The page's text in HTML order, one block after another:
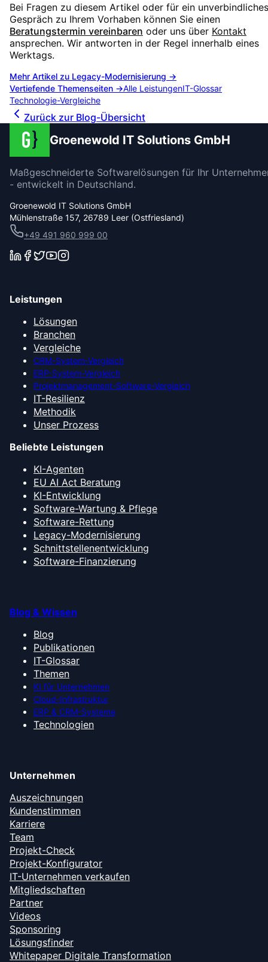
Bei Fragen zu diesem Artikel oder für ein unverbindliches
Gespräch zu Ihrem Vorhaben können Sie einen
Beratungstermin vereinbaren oder uns über Kontakt
ansprechen. Wir antworten in der Regel innerhalb eines
Werktags.
Mehr Artikel zu Legacy-Modernisierung →
Vertiefende Themenseiten →Alle LeistungenIT-Glossar
Technologie-Vergleiche
Zurück zur Blog-Übersicht
Groenewold IT Solutions GmbH
Maßgeschneiderte Softwarelösungen für Ihr
- entwickelt in Deutschland.
Groenewold IT Solutions GmbH
Mühlenstraße 157, 26789 Leer (Ostfriesland)
+49 491 960 999 00
Leistungen
Lösungen
Branchen
Vergleiche
CRM-System-Vergleich
ERP-System-Vergleich
Projektmanagement-Software-Vergleich
IT-Resilienz
Methodik
Unser Prozess
Beliebte Leistungen
KI-Agenten
EU AI Act Beratung
KI-Entwicklung
Software-Wartung & Pflege
Software-Rettung
Legacy-Modernisierung
Schnittstellenentwicklung
Software-Finanzierung
Blog & Wissen
Blog
Publikationen
IT-Glossar
Themen
KI für Unternehmen
Cloud-Infrastruktur
ERP & CRM-Systeme
Technologien
Unternehmen
Auszeichnungen
Kundenstimmen
Karriere
Team
Projekt-Check
Projekt-Konfigurator
IT-Unternehmen verkaufen
Mitgliedschaften
Partner
Videos
Sponsoring
Lösungsfinder
Whitepaper Digitale Transformation